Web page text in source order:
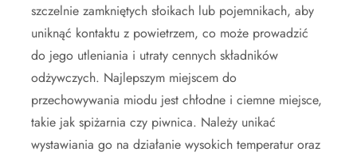
szczelnie zamkniętych słoikach lub pojemnikach, aby
uniknąć kontaktu z powietrzem, co może prowadzić
do jego utleniania i utraty cennych składników
odżywczych. Najlepszym miejscem do
przechowywania miodu jest chłodne i ciemne miejsce,
takie jak spiżarnia czy piwnica. Należy unikać
wystawiania go na działanie wysokich temperatur oraz